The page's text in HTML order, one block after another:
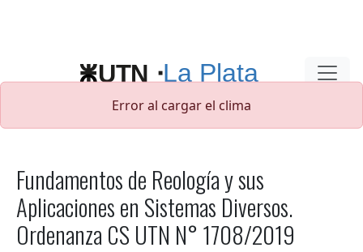
Error al cargar el clima
Fundamentos de Reología y sus
Aplicaciones en Sistemas Diversos.
Ordenanza CS UTN N° 1708/2019